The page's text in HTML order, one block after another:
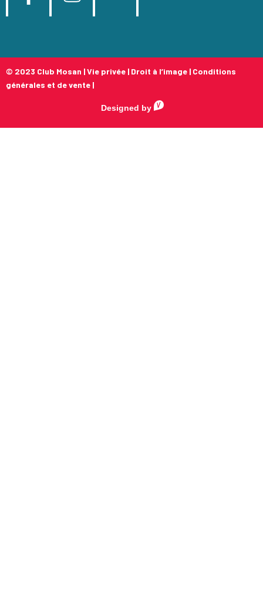
© 2023 Club Mosan |Vie privée | Droit à l’image | Conditions
générales et de vente |
Designed by